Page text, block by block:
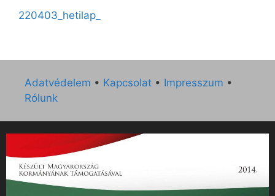
220403_hetilap_
Adatvédelem • Kapcsolat • Impresszum •
Rólunk